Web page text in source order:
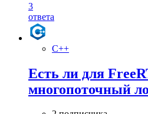
3
ответа
C++
Есть ли для
многопоточный